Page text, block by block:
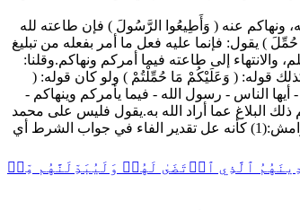
ونهاكم عنه ( وَأَطِيعُوا الرَّسُولَ ) فإن طاعته لله
) يقول: فإنما عليه فعل ما أمر بفعله من تبليغ
إلى طاعته فيما أمركم ونهاكم.وقلنا:
قوله: ( وَعَلَيْكُمْ مَا حُمِّلْتُمْ ) ولو كان قوله: (
الناس - رسول الله - فيما يأمركم وينهاكم -
ذلك البلاغ عما أراد الله به.يقول فليس على محمد
- أيها الناس - إلا أداء رسالة الله إليكم، وعليكم الطاعة، وإن أطعتموه (1) لحظوظ أنفسكم تصيبون، وإن عصيتموه بأنفسكم فتوبقون (2) .------------------------الهوامش:(1) كأنه عل تقدير الفاء في جواب الشرط أي
ٱلَّذِي ٱرۡتَضَىٰ لَهُمۡ وَلَيُبَدِّلَنَّهُم مِّنۢ